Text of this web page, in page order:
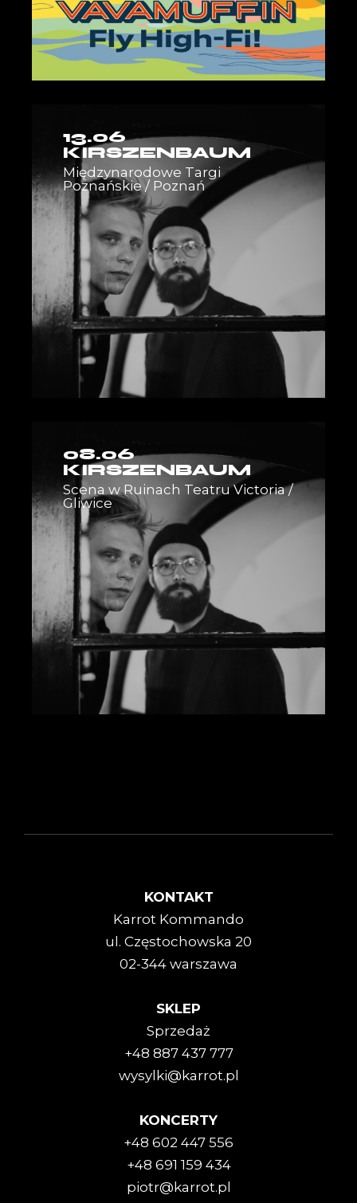
13.06
KIRSZENBAUM
Międzynarodowe Targi
Poznańskie / Poznań
08.06
KIRSZENBAUM
Scena w Ruinach Teatru Victoria /
Gliwice
KONTAKT
Karrot Kommando
ul. Częstochowska 20
02-344 warszawa
SKLEP
Sprzedaż
+48 887 437 777
wysylki@karrot.pl
KONCERTY
+48 602 447 556
+48 691 159 434
piotr@karrot.pl